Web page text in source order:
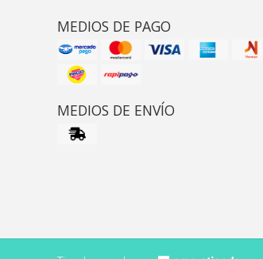
MEDIOS DE PAGO
MEDIOS DE ENVÍO